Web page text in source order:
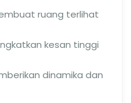
ruang terlihat
kesan tinggi
dinamika dan